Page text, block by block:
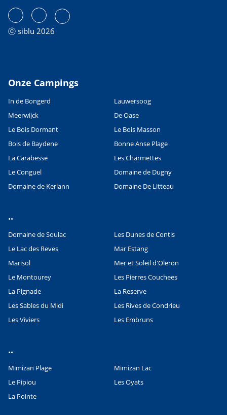
ⓒ siblu 2026
Onze Campings
In de Bongerd
Lauwersoog
Meerwijck
De Oase
Le Bois Dormant
Le Bois Masson
Bois de Baydene
Bonne Anse Plage
La Carabesse
Les Charmettes
Le Conguel
Domaine de Dugny
Domaine de Kerlann
Domaine De Litteau
..
Domaine de Soulac
Les Dunes de Contis
Le Lac des Reves
Mar Estang
Marisol
Mer et Soleil d'Oleron
Le Montourey
Les Pierres Couchees
La Pignade
La Reserve
Les Sables du Midi
Les Rives de Condrieu
Les Viviers
Les Embruns
..
Mimizan Plage
Mimizan Lac
Le Pipiou
Les Oyats
La Pointe